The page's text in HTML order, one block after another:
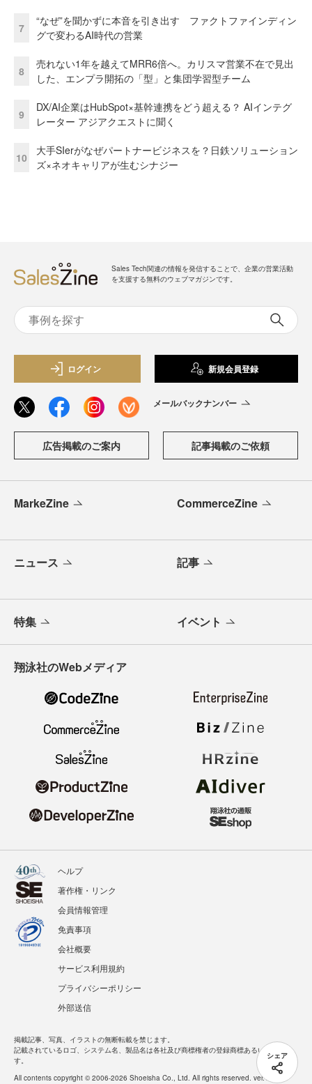
シェア
7
“なぜ”を聞かずに本音を引き出す ファクトファインディン
グで変わるAI時代の営業
8
売れない1年を越えてMRR6倍へ。カリスマ営業不在で見出
した、エンプラ開拓の「型」と集団学習型チーム
9
DX/AI企業はHubSpot×基幹連携をどう超える？ AIインテグ
レーター アジアクエストに聞く
10
大手SIerがなぜパートナービジネスを？日鉄ソリューション
ズ×ネオキャリアが生むシナジー
Sales Tech関連の情報を発信することで、企業の営業活動
を支援する無料のウェブマガジンです。
ログイン 新規会員登録
メールバックナンバー
広告掲載のご案内 記事掲載のご依頼
MarkeZine CommerceZine
ニュース 記事
特集 イベント
翔泳社のWebメディア
ヘルプ
著作権・リンク
会員情報管理
免責事項
会社概要
サービス利用規約
プライバシーポリシー
外部送信
掲載記事、写真、イラストの無断転載を禁じます。
記載されているロゴ、システム名、製品名は各社及び商標権者の登録商標あるいは商標で
す。
All contents copyright © 2006-2026 Shoeisha Co., Ltd. All rights reserved. ver.1.5